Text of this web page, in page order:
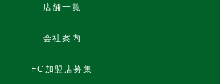
店舗一覧
会社案内
FC加盟店募集